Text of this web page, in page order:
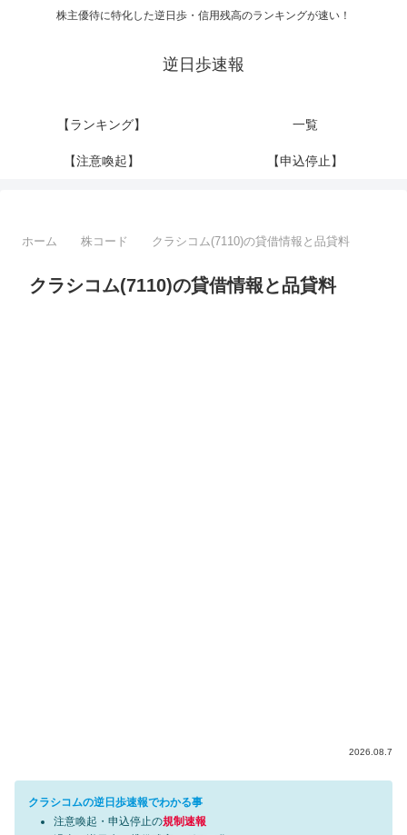
株主優待に特化した逆日歩・信用残高のランキングが速い！
逆日歩速報
【ランキング】 一覧
【注意喚起】 【申込停止】
ホーム 株コード クラシコム(7110)の貸借情報と品貸料
クラシコム(7110)の貸借情報と品貸料
2026.08.7
クラシコムの逆日歩速報でわかる事
注意喚起・申込停止の規制速報